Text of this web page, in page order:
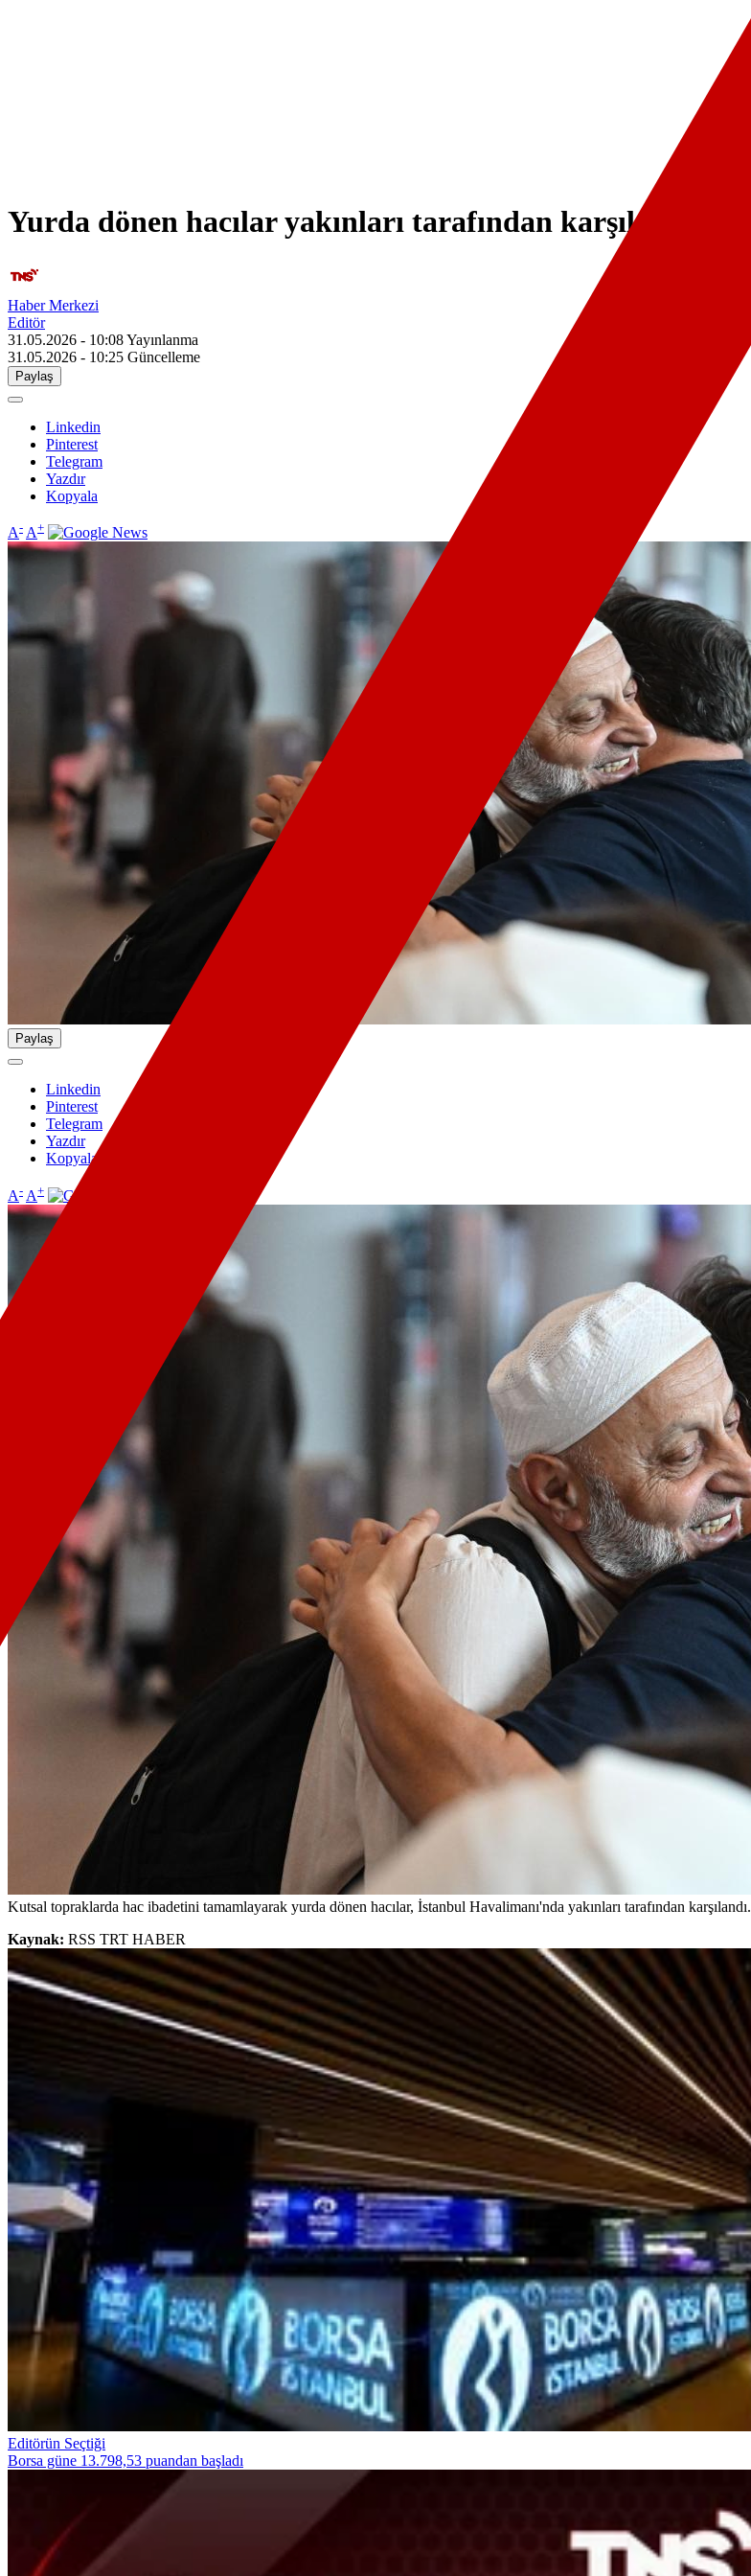
Yurda dönen hacılar yakınları tarafından karşılandı
Haber Merkezi
Editör
31.05.2026 - 10:08Yayınlanma
31.05.2026 - 10:25 Güncelleme
Paylaş
Linkedin
Pinterest
Telegram
Yazdır
Kopyala
A- A+
Paylaş
Linkedin
Pinterest
Telegram
Yazdır
Kopyala
A- A+
Kutsal topraklarda hac ibadetini tamamlayarak yurda dönen hacılar, İstanbul Havalimanı'nda yakınları tarafından karşılandı.
Kaynak: RSS TRT HABER
Editörün Seçtiği
Borsa güne 13.798,53 puandan başladı